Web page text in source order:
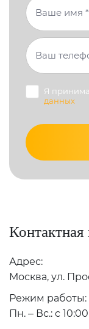
Я
данных
Адрес:
Москва, ул.
Режим работы:
Пн. – Вс.: с